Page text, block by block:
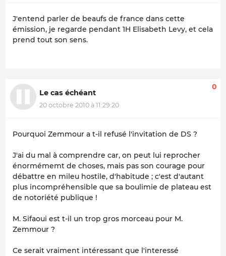
J'entend parler de beaufs de france dans cette
émission, je regarde pendant 1H Elisabeth Levy, et cela
prend tout son sens.
Le cas échéant
20 octobre 2010 à 11:29:20
0
Pourquoi Zemmour a t-il refusé l'invitation de DS ?
J'ai du mal à comprendre car, on peut lui reprocher
énormémemt de choses, mais pas son courage pour
débattre en mileu hostile, d'habitude ; c'est d'autant
plus incompréhensible que sa boulimie de plateau est
de notoriété publique !
M. Sifaoui est t-il un trop gros morceau pour M.
Zemmour ?
Ce serait vraiment intéressant que l'interessé